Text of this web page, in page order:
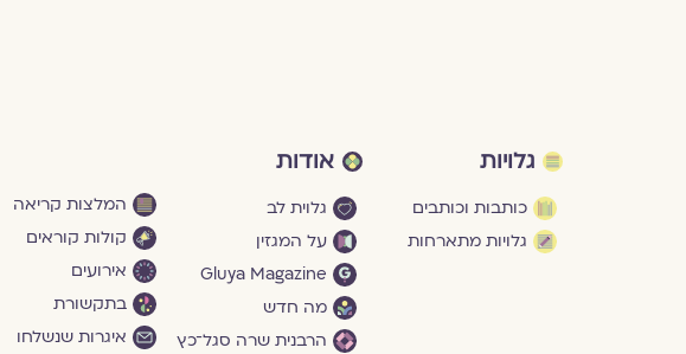
גלויות
כותבות וכותבים
גלויות מתארחות
אודות
גלוית לב
על המגזין
Gluya Magazine
מה חדש
הרבנית שרה סגל־כץ
המלצות קריאה
קולות קוראים
אירועים
בתקשורת
איגרות שנשלחו